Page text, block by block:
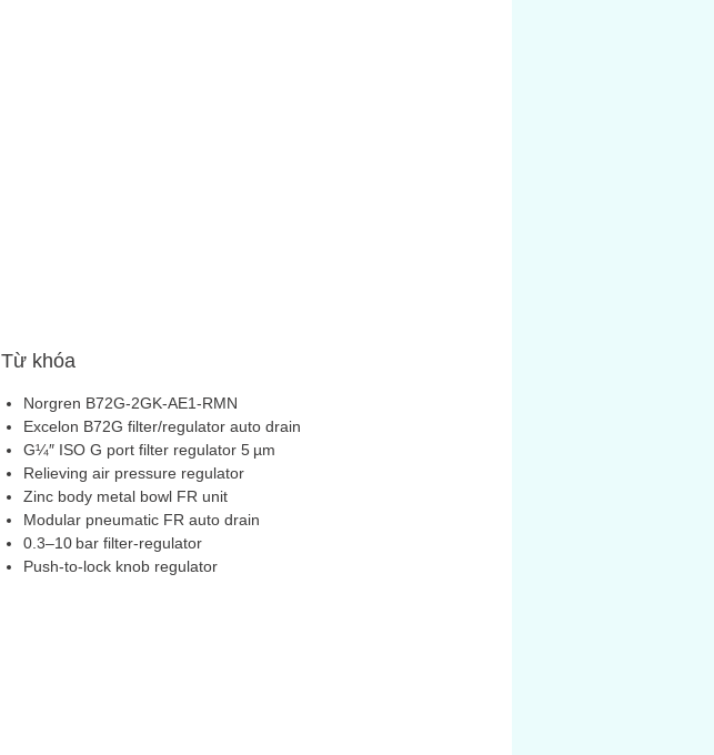
Từ khóa
Norgren B72G‑2GK‑AE1‑RMN
Excelon B72G filter/regulator auto drain
G¼″ ISO G port filter regulator 5 µm
Relieving air pressure regulator
Zinc body metal bowl FR unit
Modular pneumatic FR auto drain
0.3–10 bar filter‑regulator
Push‑to‑lock knob regulator